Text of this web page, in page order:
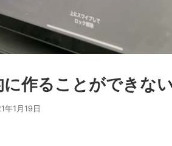
作ることができな
年1月19日